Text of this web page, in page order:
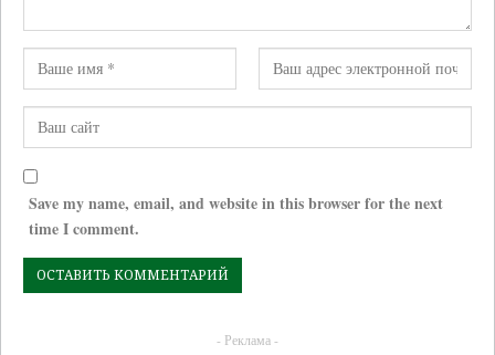
Save my name, email, and website in this browser for the next
time I comment.
- Реклама -